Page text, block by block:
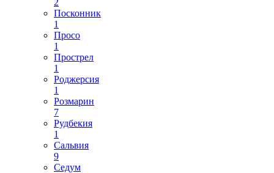
2
Посконник
1
Просо
1
Прострел
1
Роджерсия
1
Розмарин
7
Рудбекия
1
Сальвия
9
Седум